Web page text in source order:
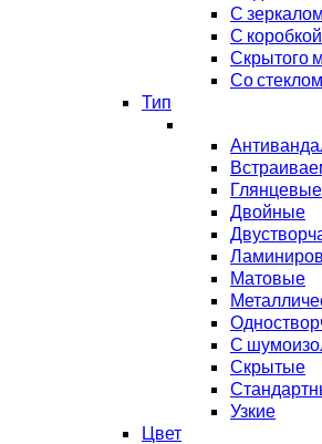
С зеркалом
С коробкой
Скрытого
Со стеклом
Тип
Глянцевые
Двойные
Матовые
С
Скрытые
Узкие
Цвет